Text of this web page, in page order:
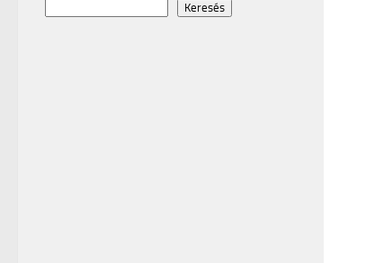
Keresés